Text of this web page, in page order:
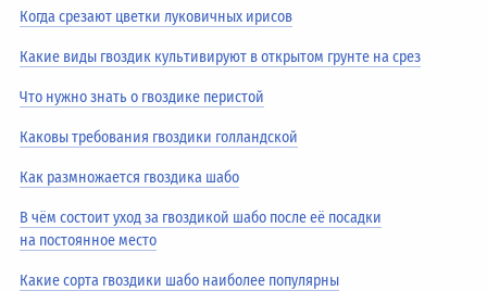
Когда срезают цветки луковичных ирисов
Какие виды гвоздик культивируют в открытом грунте на срез
Что нужно знать о гвоздике перистой
Каковы требования гвоздики голландской
Как размножается гвоздика шабо
В чём состоит уход за гвоздикой шабо после её посадки
на постоянное место
Какие сорта гвоздики шабо наиболее популярны